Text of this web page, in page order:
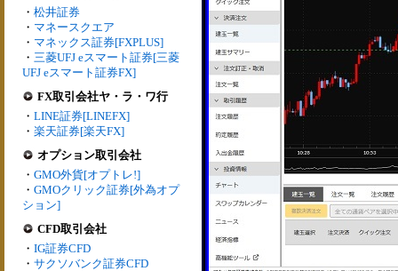
・ 松井証券
・ マネースクエア
・ マネックス証券[FXPLUS]
・ 三菱UFJ eスマート証券[三菱
UFJ eスマート証券FX]
FX取引会社ヤ・ラ・ワ行
・ LINE証券[LINEFX]
・ 楽天証券[楽天FX]
オプション取引会社
・ GMO外貨[オプトレ!]
・ GMOクリック証券[外為オプ
ション]
CFD取引会社
・ IG証券CFD
・ サクソバンク証券CFD